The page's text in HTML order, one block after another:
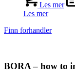
Les mer
Les mer
Finn forhandler
BORA – how to